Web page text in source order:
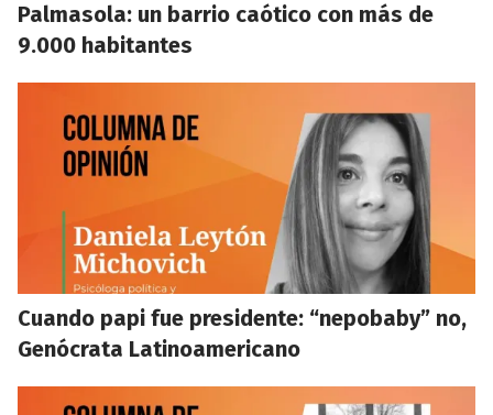
Palmasola: un barrio caótico con más de
9.000 habitantes
Cuando papi fue presidente: “nepobaby” no,
Genócrata Latinoamericano